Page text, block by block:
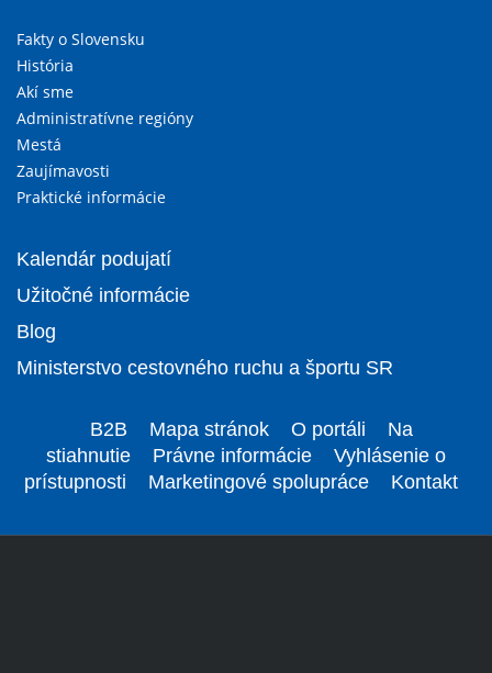
Fakty o Slovensku
História
Akí sme
Administratívne regióny
Mestá
Zaujímavosti
Praktické informácie
Kalendár podujatí
Užitočné informácie
Blog
Ministerstvo cestovného ruchu a športu SR
B2B Mapa stránok O portáli
Na
stiahnutie
Právne informácie
Vyhlásenie o
prístupnosti
Marketingové spolupráce Kontakt